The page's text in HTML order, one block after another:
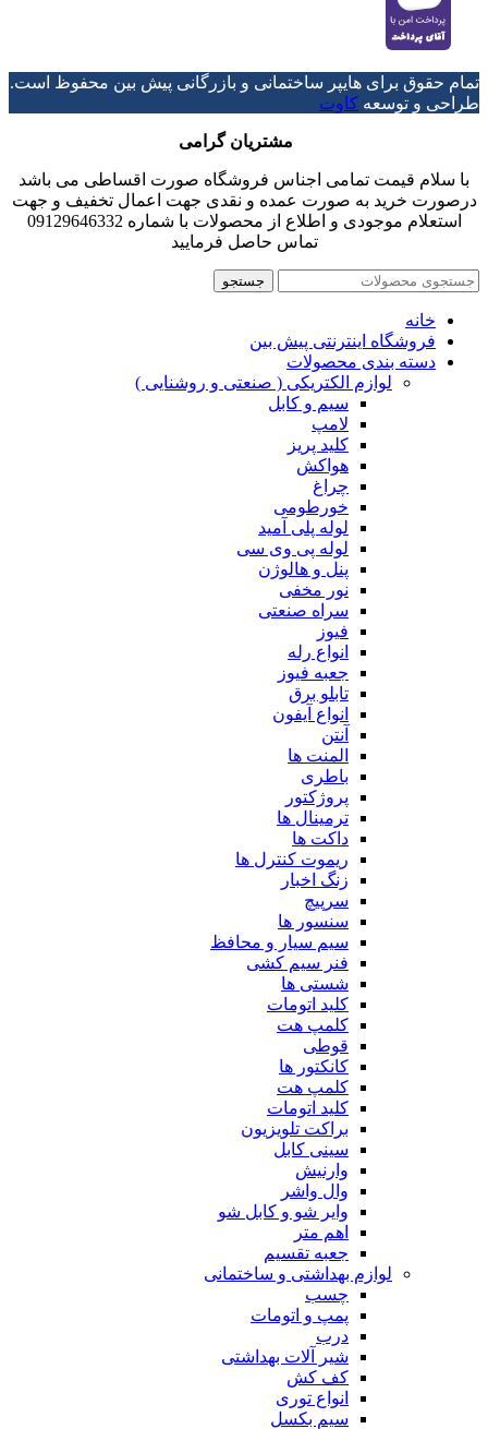
تمام حقوق برای هایپر ساختمانی و بازرگانی پیش بین محفوظ است.
طراحی و توسعه کاوت
مشتریان گرامی
با سلام قیمت تمامی اجناس فروشگاه صورت اقساطی می باشد
درصورت خرید به صورت عمده و نقدی جهت اعمال تخفیف و جهت
استعلام موجودی و اطلاع از محصولات با شماره 09129646332
تماس حاصل فرمایید
جستجو
خانه
فروشگاه اینترنتی پیش بین
دسته بندی محصولات
لوازم الکتریکی ( صنعتی و روشنایی )
سیم و کابل
لامپ
کلید پریز
هواکش
چراغ
خورطومی
لوله پلی آمید
لوله پی وی سی
پنل و هالوژن
نور مخفی
سراه صنعتی
فیوز
انواع رله
جعبه فیوز
تابلو برق
انواع آیفون
آنتن
المنت ها
باطری
پروژکتور
ترمینال ها
داکت ها
ریموت کنترل ها
زنگ اخبار
سرپیچ
سنسور ها
سیم سیار و محافظ
فنر سیم کشی
شستی ها
کلید اتومات
کلمپ هت
قوطی
کانکتور ها
کلمپ هت
کلید اتومات
براکت تلویزیون
سینی کابل
وارنیش
وال واشر
وایر شو و کابل شو
اهم متر
جعبه تقسیم
لوازم بهداشتی و ساختمانی
چسب
پمپ و اتومات
درب
شیر آلات بهداشتی
کف کش
انواع توری
سیم بکسل